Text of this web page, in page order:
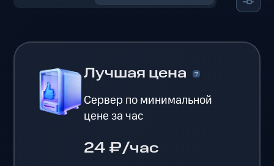
Лучшая цена
Сервер по минимальной
цене за час
24 ₽/час